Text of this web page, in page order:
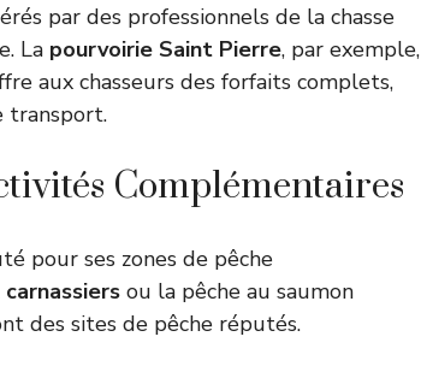
par des professionnels de la chasse
La pourvoirie Saint Pierre, par exemple,
aux chasseurs des forfaits complets,
transport.
Complémentaires
pour ses zones de pêche
ou la pêche au saumon
des sites de pêche réputés.